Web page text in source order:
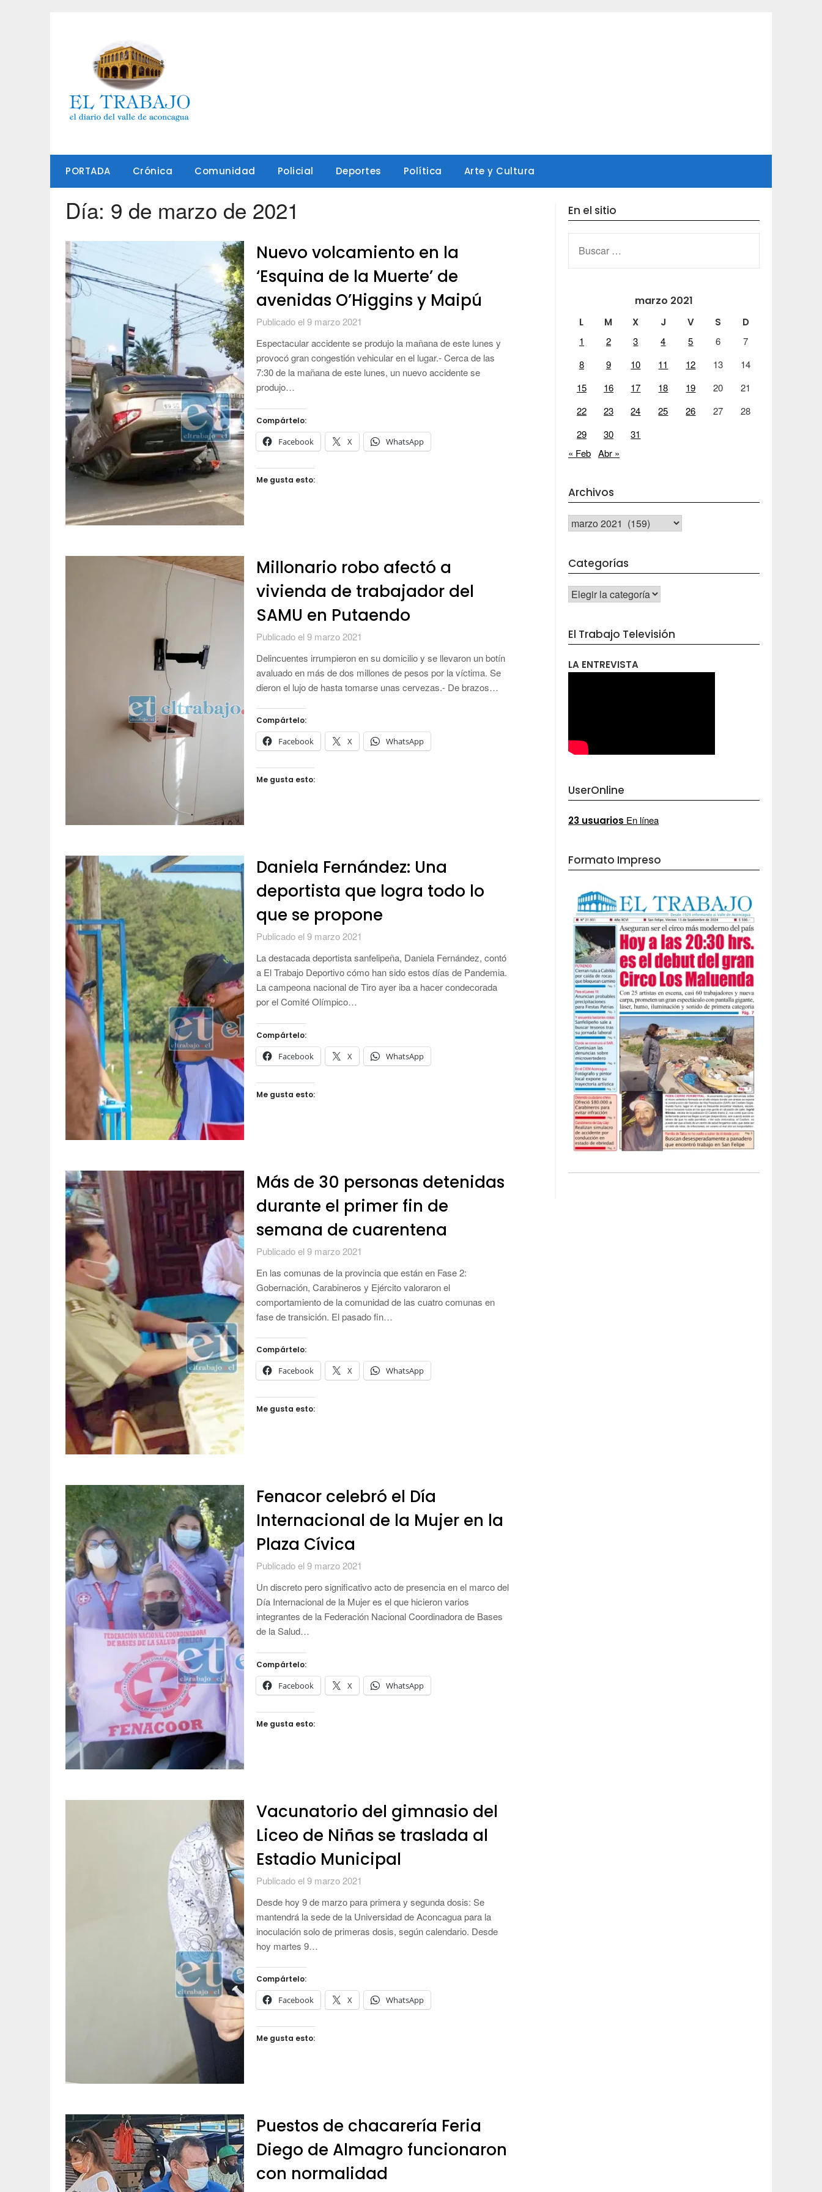
PORTADA Crónica Comunidad Policial Deportes Política Arte y Cultura
Día: 9 de marzo de 2021
Nuevo volcamiento en la
‘Esquina de la Muerte’ de
avenidas O’Higgins y Maipú
Publicado el 9 marzo 2021
Espectacular accidente se produjo la mañana de este lunes y
provocó gran congestión vehicular en el lugar.- Cerca de las
7:30 de la mañana de este lunes, un nuevo accidente se
produjo…
Compártelo:
Facebook X WhatsApp
Me gusta esto:
Millonario robo afectó a
vivienda de trabajador del
SAMU en Putaendo
Publicado el 9 marzo 2021
Delincuentes irrumpieron en su domicilio y se llevaron un botín
avaluado en más de dos millones de pesos por la víctima. Se
dieron el lujo de hasta tomarse unas cervezas.- De brazos…
Compártelo:
Facebook X WhatsApp
Me gusta esto:
Daniela Fernández: Una
deportista que logra todo lo
que se propone
Publicado el 9 marzo 2021
La destacada deportista sanfelipeña, Daniela Fernández, contó
a El Trabajo Deportivo cómo han sido estos días de Pandemia.
La campeona nacional de Tiro ayer iba a hacer condecorada
por el Comité Olímpico…
Compártelo:
Facebook X WhatsApp
Me gusta esto:
Más de 30 personas detenidas
durante el primer fin de
semana de cuarentena
Publicado el 9 marzo 2021
En las comunas de la provincia que están en Fase 2:
Gobernación, Carabineros y Ejército valoraron el
comportamiento de la comunidad de las cuatro comunas en
fase de transición. El pasado fin…
Compártelo:
Facebook X WhatsApp
Me gusta esto:
Fenacor celebró el Día
Internacional de la Mujer en la
Plaza Cívica
Publicado el 9 marzo 2021
Un discreto pero significativo acto de presencia en el marco del
Día Internacional de la Mujer es el que hicieron varios
integrantes de la Federación Nacional Coordinadora de Bases
de la Salud…
Compártelo:
Facebook X WhatsApp
Me gusta esto:
Vacunatorio del gimnasio del
Liceo de Niñas se traslada al
Estadio Municipal
Publicado el 9 marzo 2021
Desde hoy 9 de marzo para primera y segunda dosis: Se
mantendrá la sede de la Universidad de Aconcagua para la
inoculación solo de primeras dosis, según calendario. Desde
hoy martes 9…
Compártelo:
Facebook X WhatsApp
Me gusta esto:
Puestos de chacarería Feria
Diego de Almagro funcionaron
con normalidad
En el sitio
marzo 2021
L M X J V S
D
1
2 3 4 5 6
7
8
9 10 11 12 13
14
15
16 17 18 19 20
21
22
23 24 25 26 27
28
29
30
31
« Feb Abr »
Archivos
Archivos
Categorías
CATEGORÍAS
El Trabajo Televisión
LA ENTREVISTA
UserOnline
23 usuarios En línea
Formato Impreso